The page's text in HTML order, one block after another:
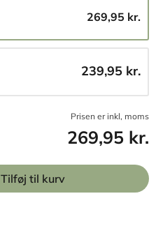
269,95 kr.
239,95 kr.
Prisen er inkl, moms
269,95 kr.
Tilføj til kurv